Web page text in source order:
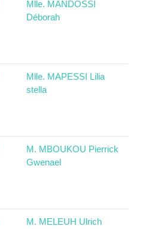
Mlle. MANDOSSI
Déborah
Mlle. MAPESSI Lilia
stella
M. MBOUKOU Pierrick
Gwenael
M. MELEUH Ulrich